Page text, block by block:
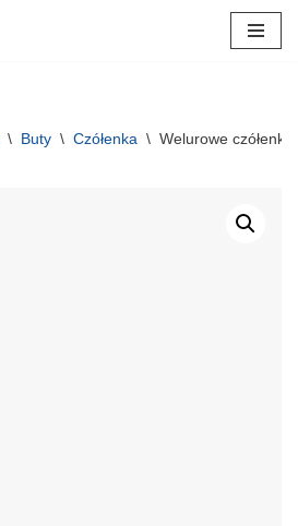
\ Buty \ Czółenka \ Welurowe